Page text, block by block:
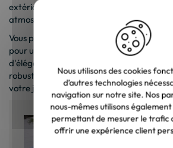
extérieur peut faire toute la
atmosphère chaleureuse et accueillante.
Vous pouvez opter pour une chaise
pour un jardin classique, qui apportera
d'élégance. Le teck est un bois
robustesse et sa longévité, en faisant
votre jardin.
Nous utilisons des cookies
d’autres technologies
navigation sur notre site. Nos
nous-mêmes utilisons
permettant de mesurer le trafic
offrir une expérience client